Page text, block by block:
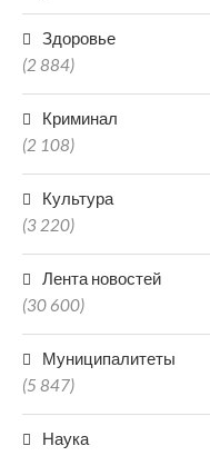
Здоровье
(2 884)
Криминал
(2 108)
Культура
(3 220)
Лента новостей
(30 600)
Муниципалитеты
(5 847)
Наука